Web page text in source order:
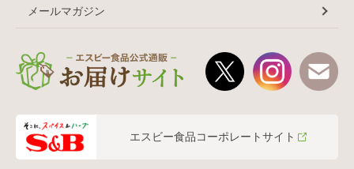
メールマガジン
エスビー食品コーポレートサイト